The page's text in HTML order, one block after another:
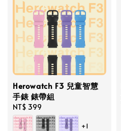
Herowatch F3 兒童智慧
手錶 錶帶組
Regular
price
NT$ 399
+1